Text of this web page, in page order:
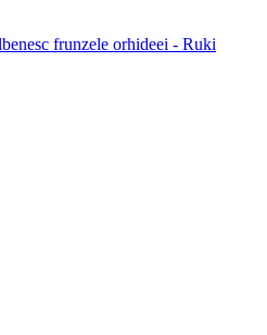
frunzele orhideei - Ruki